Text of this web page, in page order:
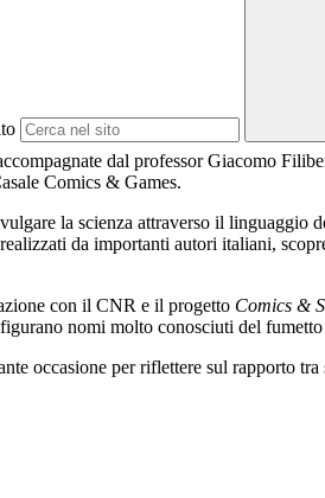
dal professor Giacomo
Comics & Games.
la scienza attraverso il linguaggio
da importanti autori italiani,
con il CNR e il progetto Comics &
nomi molto conosciuti del
occasione per riflettere sul rapporto